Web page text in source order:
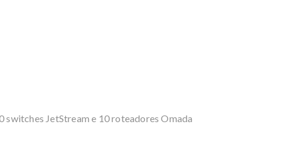
switches JetStream e 10 roteadores Omada